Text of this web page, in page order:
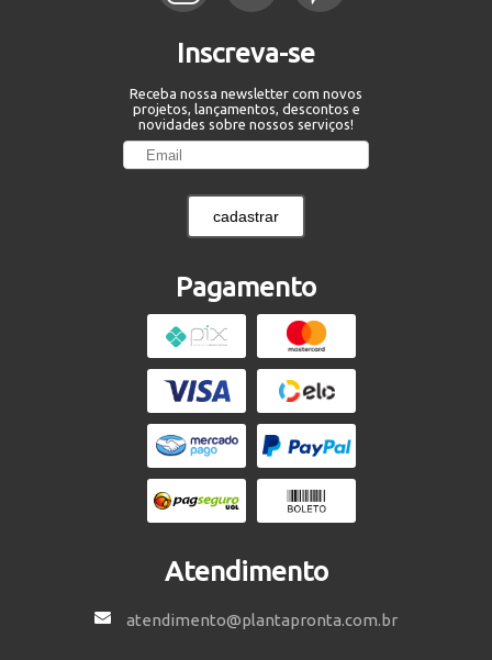
Inscreva-se
Receba nossa newsletter com novos
projetos, lançamentos, descontos e
novidades sobre nossos serviços!
cadastrar
Pagamento
Atendimento
atendimento@plantapronta.com.br